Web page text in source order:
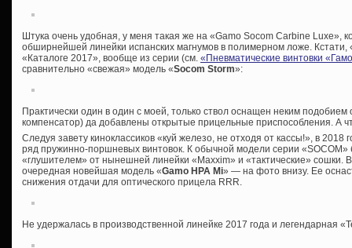
Штука очень удобная, у меня такая же на «Gamo Socom Carbine Luxe»,
обширнейшей линейки испанских магнумов в полимерном ложе. Кстати,
«Каталоге 2017», вообще из серии (см. «Пневматические винтовки
сравнительно «свежая» модель «Socom Storm»:
Практически один в один с моей, только ствол оснащен неким
компенсатор) да добавлены открытые прицельные приспособления. А
Следуя завету киноклассиков «куй железо, не отходя от кассы!», в
ряд пружинно-поршневых винтовок. К обычной модели серии «SOCOM»
«глушителем» от нынешней линейки «Maxxim» и «тактические» сошки.
очередная новейшая модель «Gamo HPA Mi» — на фото внизу. Ее
снижения отдачи для оптического прицела RRR.
Не удержалась в производственной линейке 2017 года и легендарная